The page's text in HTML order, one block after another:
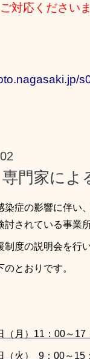
対応ください
専門家に
症の影響に伴い
されている事業
度の説明会を行い
とおりです。
月）11：00～17
（火） 9：00～15